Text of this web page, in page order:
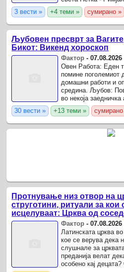
многу раширен.
3 вести » +4 теми » сумирано »
Љубовен пресврт за
Бикот: Викенд хороскоп
Фактор -07.08.2026
Овен Работа: Еден
помине поголемиот
домашни работи и
средина. Љубов:
во некоја
личност, по можност
или прошетка.
30 вести » +13 теми »
Протнување низ отвор на
струготини, ритуали за кои
исцелуваат: Црква од
лекување на деца
Фактор -07.08.2026
Латинската црква
кое се верува дека
слушнале за
преданија велат
особено кај децата?